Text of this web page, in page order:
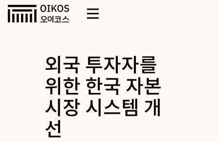
외국 투자자를
위한 한국 자본
시장 시스템 개
선